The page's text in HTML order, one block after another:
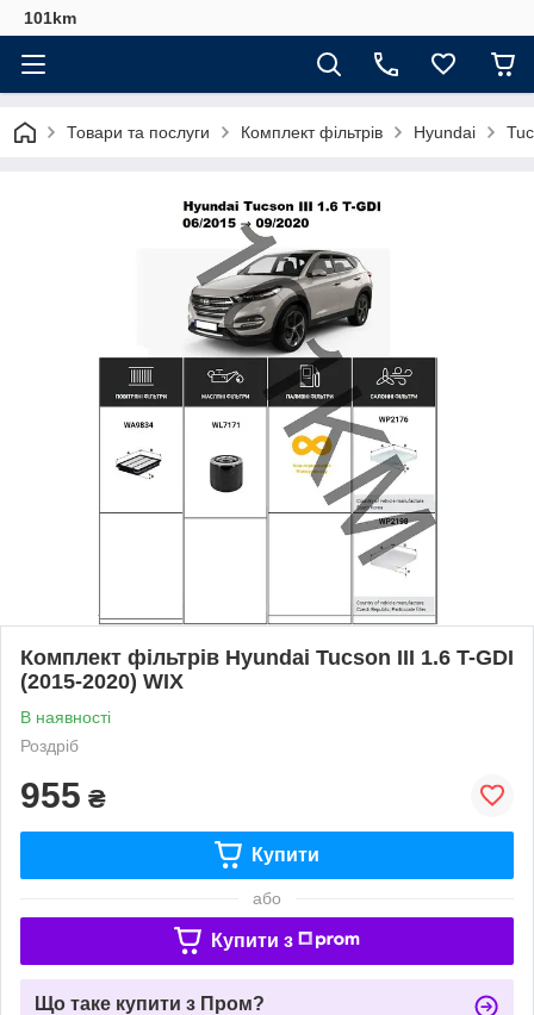
101km
Товари та послуги Комплект фільтрів Hyundai
Комплект фільтрів Hyundai Tucson III 1.6 T-GDI
(2015-2020) WIX
В наявності
Роздріб
955 ₴
Купити
або
Купити з
Що таке купити з Пром?